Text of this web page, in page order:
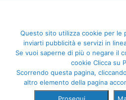
FederCUSI: Federazione Italiana
Angelo Brofferio, 7 - 00195
Questo sito utilizza cookie per le
inviarti pubblicità e servizi in
Se vuoi saperne di più o negare il
cookie Clicca su
Scorrendo questa pagina,
altro elemento della pagina